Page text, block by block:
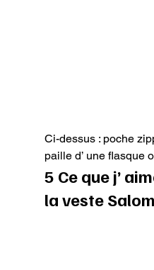
Ci-dessus : poche
paille d’ une flasque
5 Ce que j’
la veste